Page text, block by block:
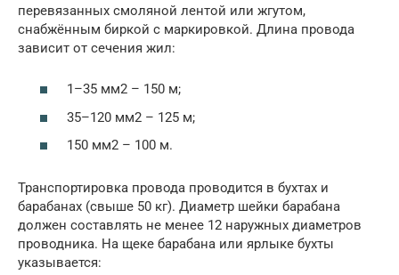
перевязанных смоляной лентой или жгутом,
снабжённым биркой с маркировкой. Длина провода
зависит от сечения жил:
1–35 мм2 – 150 м;
35–120 мм2 – 125 м;
150 мм2 – 100 м.
Транспортировка провода проводится в бухтах и
барабанах (свыше 50 кг). Диаметр шейки барабана
должен составлять не менее 12 наружных диаметров
проводника. На щеке барабана или ярлыке бухты
указывается: